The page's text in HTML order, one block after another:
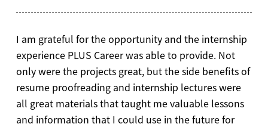
I am grateful for the opportunity and the internship
experience PLUS Career was able to provide. Not
only were the projects great, but the side benefits of
resume proofreading and internship lectures were
all great materials that taught me valuable lessons
and information that I could use in the future for